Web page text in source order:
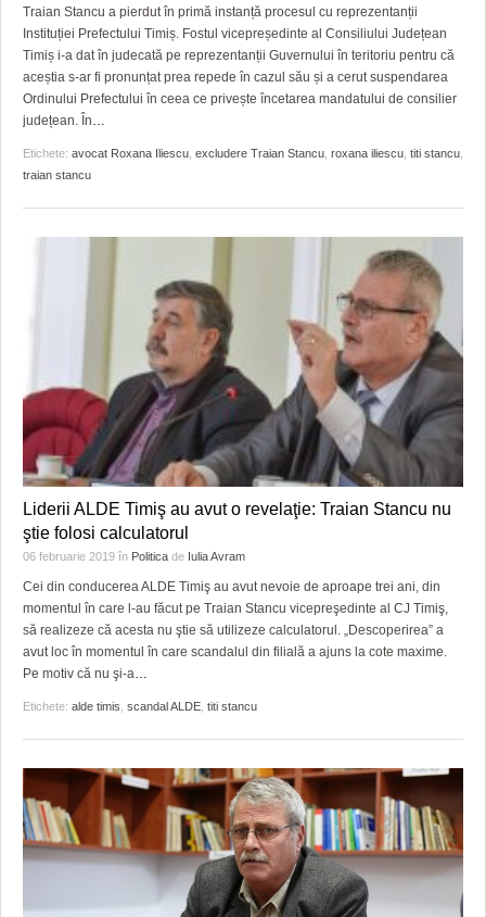
GRĂDINA TAICII DOMNULUI
ZIARISTU’ DE TERASĂ
CU OIŞTEA-N KIERKEGAARD
PE SURSE
CRONICĂ DE FILM
UNDE MERGEM
FILME DOCUMENTARE
JOCURI ONLINE
ACCIDENTE
ANUNŢURI
INFO SI UTILE
INVATAMANT
CLIPURI VIDEO
JOCURI ONLINE
DIVERSE
FARMACII DIN TIMIŞOARA
LICEE, ŞCOLI ŞI GRĂDINIŢE DIN TIMIŞ
PRIMĂRIILE DIN TIMIŞ
SFATUL MEDICULUI
SFATURI JURIDICE
Traian Stancu a pierdut în primă instanță procesul cu reprezentanții
Instituției Prefectului Timiș. Fostul vicepreședinte al Consiliului Județean
Timiș i-a dat în judecată pe reprezentanții Guvernului în teritoriu pentru că
aceștia s-ar fi pronunțat prea repede în cazul său și a cerut suspendarea
Ordinului Prefectului în ceea ce privește încetarea mandatului de consilier
județean. În…
Etichete: avocat Roxana Iliescu excludere Traian Stancu roxana iliescu titi stancu
traian stancu
Liderii ALDE Timiş au avut o revelaţie: Traian Stancu nu
ştie folosi calculatorul
06 februarie 2019 în Politica de Iulia Avram
Cei din conducerea ALDE Timiş au avut nevoie de aproape trei ani, din
momentul în care l-au făcut pe Traian Stancu vicepreşedinte al CJ Timiş,
să realizeze că acesta nu ştie să utilizeze calculatorul. „Descoperirea” a
avut loc în momentul în care scandalul din filială a ajuns la cote maxime.
Pe motiv că nu şi-a…
Etichete: alde timis scandal ALDE titi stancu